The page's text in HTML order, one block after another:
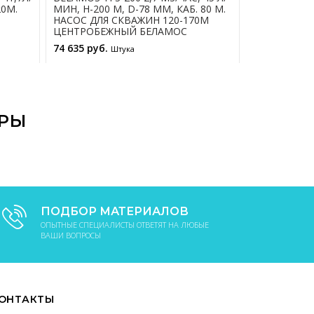
МИН, Н-200 М, D-78 ММ, КАБ. 80 М.
НАСОС ДЛЯ СКВАЖИН 120-170М
ЦЕНТРОБЕЖНЫЙ БЕЛАМОС
74 635 руб. Штука
ПОДБОР МАТЕРИАЛОВ
ОПЫТНЫЕ СПЕЦИАЛИСТЫ ОТВЕТЯТ НА ЛЮБЫЕ
ВАШИ ВОПРОСЫ